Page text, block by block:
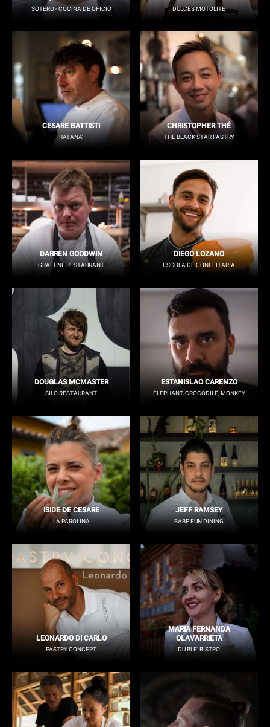
SOTERO - COCINA DE OFICIO DULCES MOTOLITE
CESARE BATTISTI
RATANA'
CHRISTOPHER THÉ
THE BLACK STAR PASTRY
DARREN GOODWIN
GRAFENE RESTAURANT
DIEGO LOZANO
ESCOLA DE CONFEITARIA
DOUGLAS MCMASTER
SILO RESTAURANT
ESTANISLAO CARENZO
ELEPHANT, CROCODILE, MONKEY
ISIDE DE CESARE
LA PAROLINA
JEFF RAMSEY
BABE FUN DINING
LEONARDO DI CARLO
PASTRY CONCEPT
MARIA FERNANDA
OLAVARRIETA
DU BLE' BISTRO